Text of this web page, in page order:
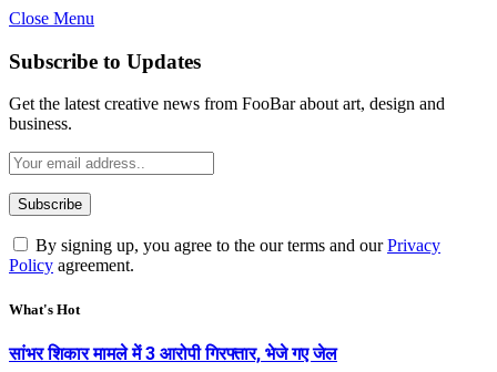
Close Menu
Subscribe to Updates
Get the latest creative news from FooBar about art, design and
business.
By signing up, you agree to the our terms and ourPrivacy
Policy agreement.
What's Hot
सांभर शिकार मामले में 3 आरोपी गिरफ्तार, भेजे गए जेल